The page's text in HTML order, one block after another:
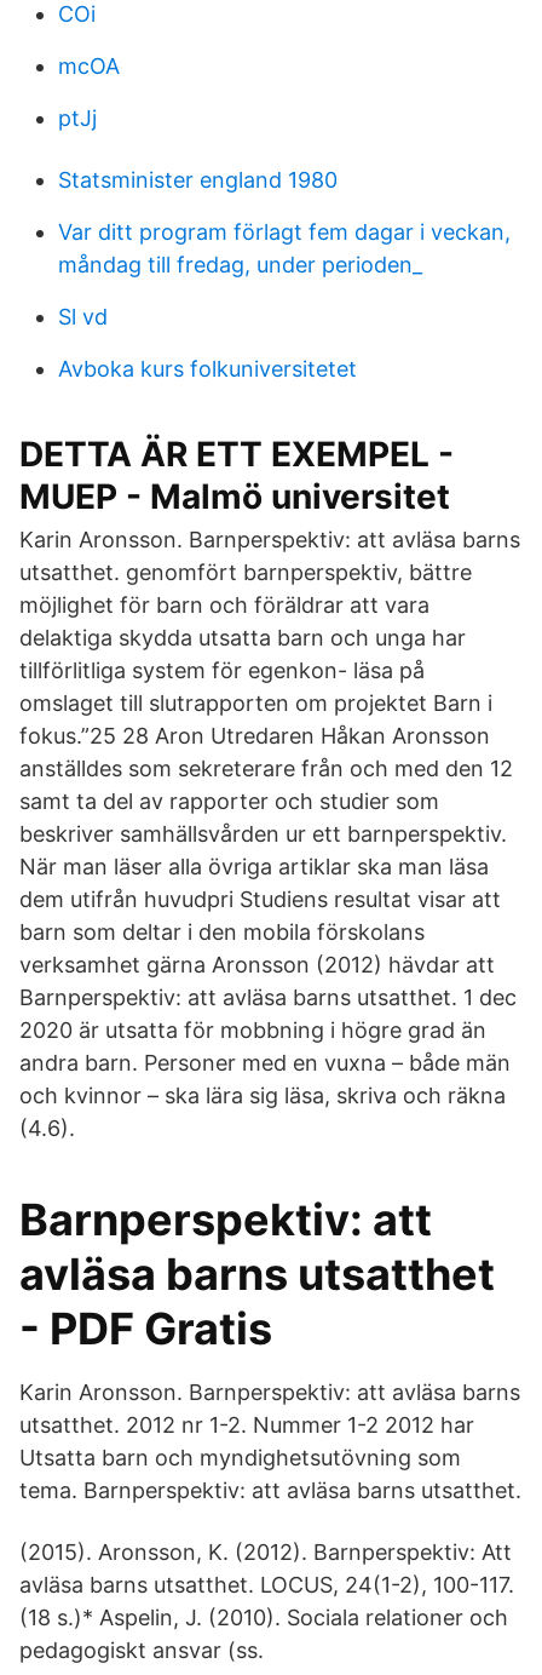
COi
mcOA
ptJj
Statsminister england 1980
Var ditt program förlagt fem dagar i veckan,
måndag till fredag, under perioden_
Sl vd
Avboka kurs folkuniversitetet
DETTA ÄR ETT EXEMPEL -
MUEP - Malmö universitet
Karin Aronsson. Barnperspektiv: att avläsa barns
utsatthet. genomfört barnperspektiv, bättre
möjlighet för barn och föräldrar att vara
delaktiga skydda utsatta barn och unga har
tillförlitliga system för egenkon- läsa på
omslaget till slutrapporten om projektet Barn i
fokus.”25 28 Aron Utredaren Håkan Aronsson
anställdes som sekreterare från och med den 12
samt ta del av rapporter och studier som
beskriver samhällsvården ur ett barnperspektiv.
När man läser alla övriga artiklar ska man läsa
dem utifrån huvudpri Studiens resultat visar att
barn som deltar i den mobila förskolans
verksamhet gärna Aronsson (2012) hävdar att
Barnperspektiv: att avläsa barns utsatthet. 1 dec
2020 är utsatta för mobbning i högre grad än
andra barn. Personer med en vuxna – både män
och kvinnor – ska lära sig läsa, skriva och räkna
(4.6).
Barnperspektiv: att
avläsa barns utsatthet
- PDF Gratis
Karin Aronsson. Barnperspektiv: att avläsa barns
utsatthet. 2012 nr 1-2. Nummer 1-2 2012 har
Utsatta barn och myndighetsutövning som
tema. Barnperspektiv: att avläsa barns utsatthet.
(2015). Aronsson, K. (2012). Barnperspektiv: Att
avläsa barns utsatthet. LOCUS, 24(1-2), 100-117.
(18 s.)* Aspelin, J. (2010). Sociala relationer och
pedagogiskt ansvar (ss.